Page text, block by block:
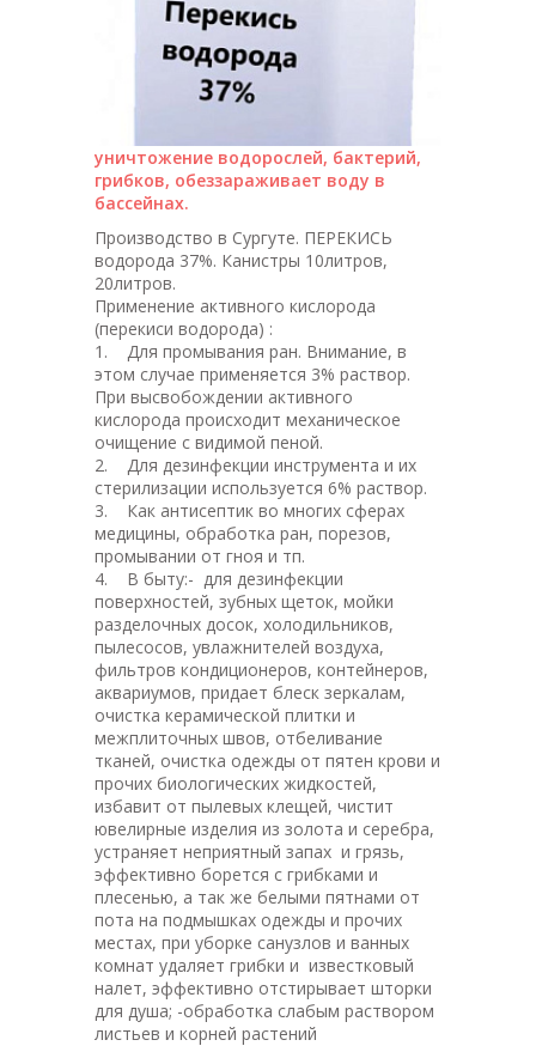
уничтожение водорослей, бактерий,
грибков, обеззараживает воду в
бассейнах.
Производство в Сургуте. ПЕРЕКИСЬ
водорода 37%. Канистры 10литров,
20литров.
Применение активного кислорода
(перекиси водорода) :
1. Для промывания ран. Внимание, в
этом случае применяется 3% раствор.
При высвобождении активного
кислорода происходит механическое
очищение с видимой пеной.
2. Для дезинфекции инструмента и их
стерилизации используется 6% раствор.
3. Как антисептик во многих сферах
медицины, обработка ран, порезов,
промывании от гноя и тп.
4. В быту:- для дезинфекции
поверхностей, зубных щеток, мойки
разделочных досок, холодильников,
пылесосов, увлажнителей воздуха,
фильтров кондиционеров, контейнеров,
аквариумов, придает блеск зеркалам,
очистка керамической плитки и
межплиточных швов, отбеливание
тканей, очистка одежды от пятен крови и
прочих биологических жидкостей,
избавит от пылевых клещей, чистит
ювелирные изделия из золота и серебра,
устраняет неприятный запах и грязь,
эффективно борется с грибками и
плесенью, а так же белыми пятнами от
пота на подмышках одежды и прочих
местах, при уборке санузлов и ванных
комнат удаляет грибки и известковый
налет, эффективно отстирывает шторки
для душа; -обработка слабым раствором
листьев и корней растений